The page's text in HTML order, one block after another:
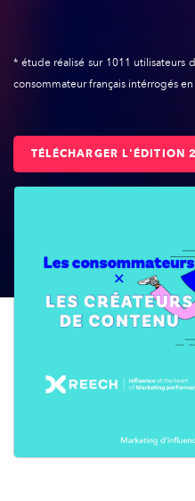
* étude réalisé sur 1011 utilisateurs
consommateur français intérrogés
TÉLÉCHARGER L'ÉDITION